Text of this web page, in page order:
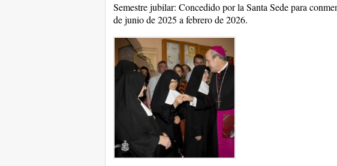
Semestre jubilar: Concedido por la Santa Sede para
de junio de 2025 a febrero de 2026.